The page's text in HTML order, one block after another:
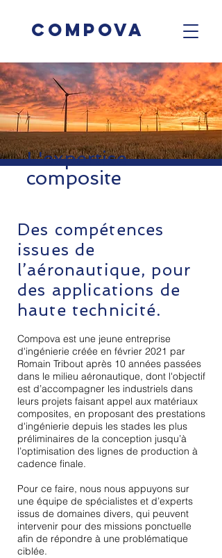
Compova
L'expertise
composite
Des compétences
issues de
l’aéronautique, pour
des applications de
haute technicité.
Compova est une jeune entreprise
d'ingénierie créée en février 2021 par
Romain Tribout après 10 années passées
dans le milieu aéronautique, dont l'objectif
est d’accompagner les industriels dans
leurs projets faisant appel aux matériaux
composites, en proposant des prestations
d'ingénierie depuis les stades les plus
préliminaires de la conception jusqu’à
l’optimisation des lignes de production à
cadence finale.
Pour ce faire, nous nous appuyons sur
une équipe de spécialistes et d’experts
issus de domaines divers, qui peuvent
intervenir pour des missions ponctuelle
afin de répondre à une problématique
ciblée.